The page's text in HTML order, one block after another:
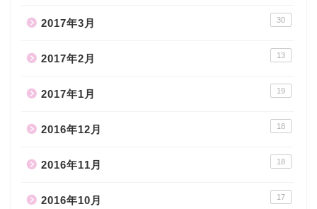
2017年3月 30
2017年2月 13
2017年1月 19
2016年12月 18
2016年11月 18
2016年10月 17